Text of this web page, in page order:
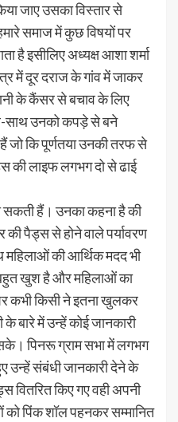
जाए उसका विस्तार से
समाज में कुछ विषयों पर
है इसीलिए अध्यक्ष आशा शर्मा
में दूर दराज के गांव में जाकर
के कैंसर से बचाव के लिए
साथ उनको कपड़े से बने
जो कि पूर्णतया उनकी तरफ से
की लाइफ लगभग दो से ढाई
हैं। उनका कहना है की
पैड्स से होने वाले पर्यावरण
की आर्थिक मदद भी
खुश है और महिलाओं का
कभी किसी ने इतना खुलकर
के बारे में उन्हें कोई जानकारी
पिनरू ग्राम सभा में लगभग
उन्हें संबंधी जानकारी देने के
किए गए वही अपनी
को पिंक शॉल पहनकर सम्मानित